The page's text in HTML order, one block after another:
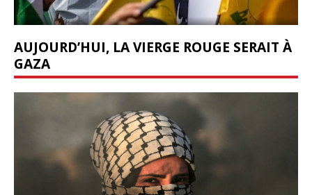
AUJOURD’HUI, LA VIERGE ROUGE SERAIT À
GAZA